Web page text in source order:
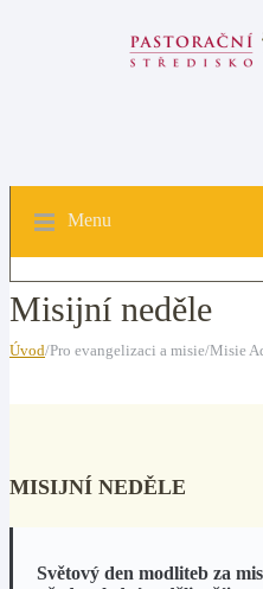
Menu
Misijní neděle
Úvod/Pro evangelizaci a misie/Misie
MISIJNÍ NEDĚLE
Světový den modliteb za